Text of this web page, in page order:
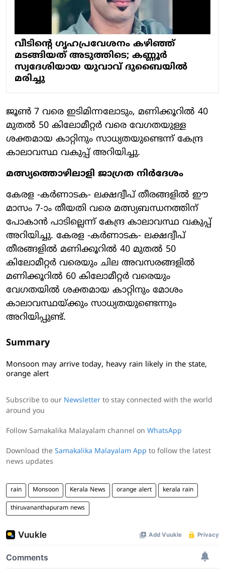
വീടിന്റെ ഗൃഹപ്രവേശനം കഴിഞ്ഞ്
മടങ്ങിയത് അടുത്തിടെ; കണ്ണൂര്‍
സ്വദേശിയായ യുവാവ് ദുബൈയില്‍
മരിച്ചു
ജൂണ്‍ 7 വരെ ഇടിമിന്നലോടും, മണിക്കൂറില്‍ 40
മുതല്‍ 50 കിലോമീറ്റര്‍ വരെ വേഗതയുള്ള
ശക്തമായ കാറ്റിനും സാധ്യതയുണ്ടെന്ന് കേന്ദ്ര
കാലാവസ്ഥ വകുപ്പ് അറിയിച്ചു.
മത്സ്യത്തൊഴിലാളി ജാഗ്രത നിര്‍ദേശം
കേരള -കര്‍ണാടക- ലക്ഷദ്വീപ് തീരങ്ങളില്‍ ഈ
മാസം 7-ാം തീയതി വരെ മത്സ്യബന്ധനത്തിന്
പോകാന്‍ പാടില്ലെന്ന് കേന്ദ്ര കാലാവസ്ഥ വകുപ്പ്
അറിയിച്ചു. കേരള -കര്‍ണാടക- ലക്ഷദ്വീപ്
തീരങ്ങളില്‍ മണിക്കൂറില്‍ 40 മുതല്‍ 50
കിലോമീറ്റര്‍ വരെയും ചില അവസരങ്ങളില്‍
മണിക്കൂറില്‍ 60 കിലോമീറ്റര്‍ വരെയും
വേഗതയില്‍ ശക്തമായ കാറ്റിനും മോശം
കാലാവസ്ഥയ്ക്കും സാധ്യതയുണ്ടെന്നും
അറിയിപ്പുണ്ട്.
Summary
Monsoon may arrive today, heavy rain likely in the state,
orange alert
Subscribe to our Newsletter to stay connected with the world
around you
Follow Samakalika Malayalam channel on WhatsApp
Download the Samakalika Malayalam App to follow the latest
news updates
rain Monsoon Kerala News orange alert kerala rain
thiruvananthapuram news